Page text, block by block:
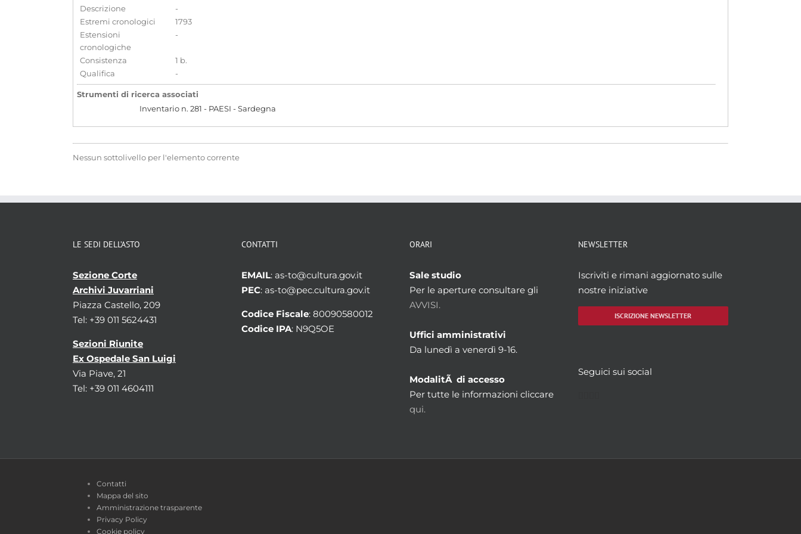
Descrizione
-
Estremi cronologici
1793
Estensioni
cronologiche
-
Consistenza
1 b.
Qualifica
-
Strumenti di ricerca associati
Inventario n. 281 - PAESI - Sardegna
Nessun sottolivello per l'elemento corrente
LE SEDI DELL’ASTO
Sezione Corte
Archivi Juvarriani
Piazza Castello, 209
Tel: +39 011 5624431
Sezioni Riunite
Ex Ospedale San Luigi
Via Piave, 21
Tel: +39 011 4604111
CONTATTI
EMAIL: as-to@cultura.gov.it
PEC: as-to@pec.cultura.gov.it
Codice Fiscale: 80090580012
Codice IPA: N9Q5OE
ORARI
Sale studio
Per le aperture consultare gli
AVVISI.
Uffici amministrativi
Da lunedì a venerdì 9-16.
ModalitÃ di accesso
Per tutte le informazioni cliccare
qui.
NEWSLETTER
Iscriviti e rimani aggiornato sulle
nostre iniziative
ISCRIZIONE NEWSLETTER
Seguici sui social
Contatti
Mappa del sito
Amministrazione trasparente
Privacy Policy
Cookie policy